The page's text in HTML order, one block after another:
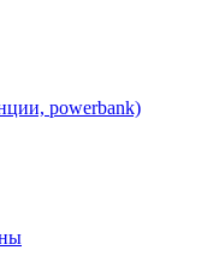
powerbank)